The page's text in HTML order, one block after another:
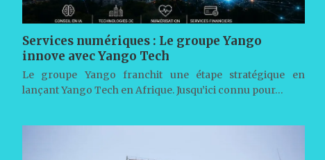
Services numériques : Le groupe Yango
innove avec Yango Tech
Le groupe Yango franchit une étape stratégique en
lançant Yango Tech en Afrique. Jusqu’ici connu pour…